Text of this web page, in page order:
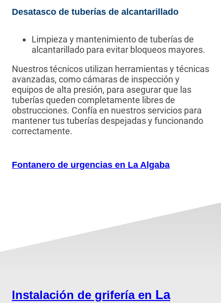
Desatasco de tuberías de alcantarillado
Limpieza y mantenimiento de tuberías de
alcantarillado para evitar bloqueos mayores.
Nuestros técnicos utilizan herramientas y técnicas
avanzadas, como cámaras de inspección y
equipos de alta presión, para asegurar que las
tuberías queden completamente libres de
obstrucciones. Confía en nuestros servicios para
mantener tus tuberías despejadas y funcionando
correctamente.
Fontanero de urgencias en La Algaba
Instalación de grifería en La